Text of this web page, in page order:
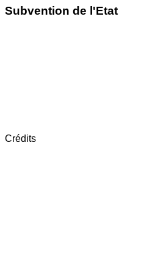
Subvention de l'Etat
Crédits